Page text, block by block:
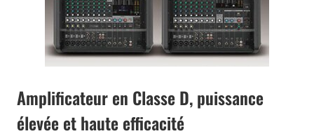
Amplificateur en Classe D, puissance
élevée et haute efficacité